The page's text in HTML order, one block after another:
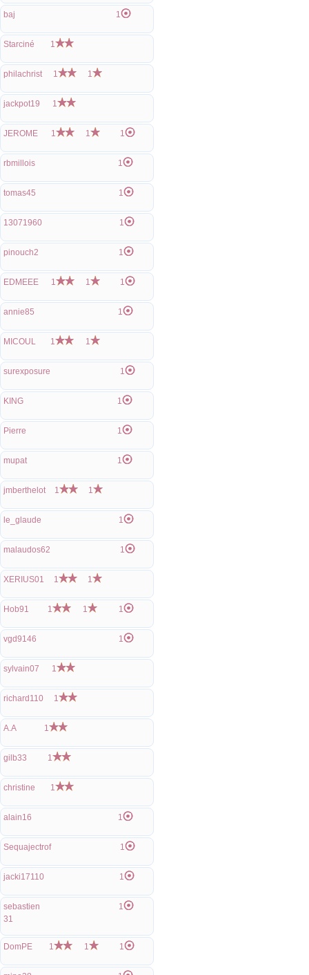
baj 1
Starciné 1
philachrist 1 1
jackpot19 1
JEROME 1 1 1
rbmillois 1
tomas45 1
13071960 1
pinouch2 1
EDMEEE 1 1 1
annie85 1
MICOUL 1 1
surexposure 1
KING 1
Pierre 1
mupat 1
jmberthelot 1 1
le_glaude 1
malaudos62 1
XERIUS01 1 1
Hob91 1 1 1
vgd9146 1
sylvain07 1
richard110 1
A.A 1
gilb33 1
christine 1
alain16 1
Sequajectrof 1
jacki17110 1
sebastien
31
1
DomPE 1 1 1